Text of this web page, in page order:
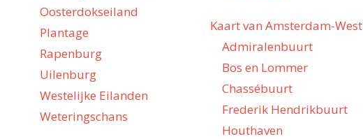
Oosterdokseiland
Plantage
Rapenburg
Uilenburg
Westelijke Eilanden
Weteringschans
Kaart van Amsterdam-West
Admiralenbuurt
Bos en Lommer
Chassébuurt
Frederik Hendrikbuurt
Houthaven